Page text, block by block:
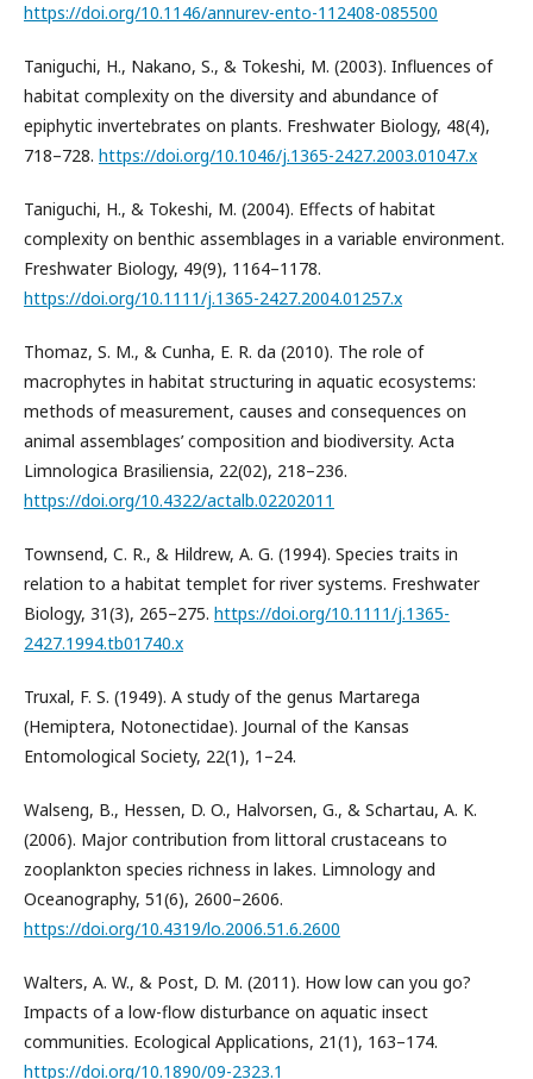
https://doi.org/10.1146/annurev-ento-112408-085500
Taniguchi, H., Nakano, S., & Tokeshi, M. (2003). Influences of
habitat complexity on the diversity and abundance of
epiphytic invertebrates on plants. Freshwater Biology, 48(4),
718–728. https://doi.org/10.1046/j.1365-2427.2003.01047.x
Taniguchi, H., & Tokeshi, M. (2004). Effects of habitat
complexity on benthic assemblages in a variable environment.
Freshwater Biology, 49(9), 1164–1178.
https://doi.org/10.1111/j.1365-2427.2004.01257.x
Thomaz, S. M., & Cunha, E. R. da (2010). The role of
macrophytes in habitat structuring in aquatic ecosystems:
methods of measurement, causes and consequences on
animal assemblages’ composition and biodiversity. Acta
Limnologica Brasiliensia, 22(02), 218–236.
https://doi.org/10.4322/actalb.02202011
Townsend, C. R., & Hildrew, A. G. (1994). Species traits in
relation to a habitat templet for river systems. Freshwater
Biology, 31(3), 265–275. https://doi.org/10.1111/j.1365-
2427.1994.tb01740.x
Truxal, F. S. (1949). A study of the genus Martarega
(Hemiptera, Notonectidae). Journal of the Kansas
Entomological Society, 22(1), 1–24.
Walseng, B., Hessen, D. O., Halvorsen, G., & Schartau, A. K.
(2006). Major contribution from littoral crustaceans to
zooplankton species richness in lakes. Limnology and
Oceanography, 51(6), 2600–2606.
https://doi.org/10.4319/lo.2006.51.6.2600
Walters, A. W., & Post, D. M. (2011). How low can you go?
Impacts of a low-flow disturbance on aquatic insect
communities. Ecological Applications, 21(1), 163–174.
https://doi.org/10.1890/09-2323.1